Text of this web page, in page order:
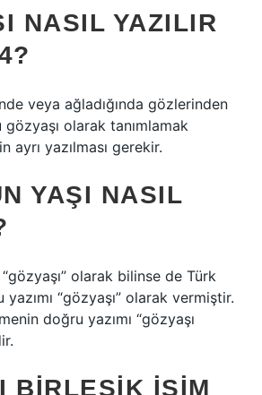
NASIL YAZILIR
veya ağladığında gözlerinden
olarak tanımlamak
ayrı yazılması gerekir.
YAŞI NASIL
olarak bilinse de Türk
“gözyaşı” olarak vermiştir.
doğru yazımı “gözyaşı
BIRLEŞIK ISIM